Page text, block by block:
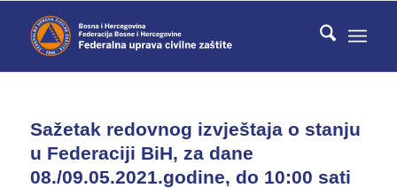
Sažetak redovnog izvještaja o stanju
u Federaciji BiH, za dane
08./09.05.2021.godine, do 10:00 sati